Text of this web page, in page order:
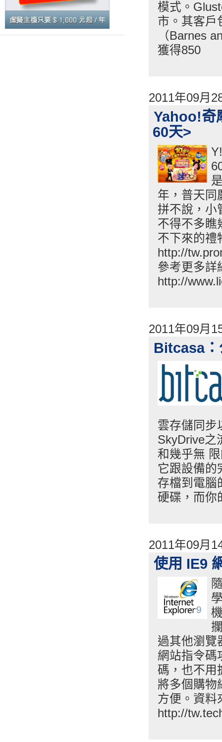
模式。
市。其客戶
（Barnes
獲得850
2011年09月
Yahoo!奇
60天>
年，普天同
拼不說，小
不得不多瞧
不下來的禮
http://
參考更多詳
http://
2011年09月
Bitcasa：
雲存儲同步
SkyDrive之
和幾乎無
它跟設備的
存檔到電腦
硬碟，而你
2011年09月
使用 IE9
過其他瀏覽
網站指令碼
碼，也不用
將多個購物
方便。資料
http://